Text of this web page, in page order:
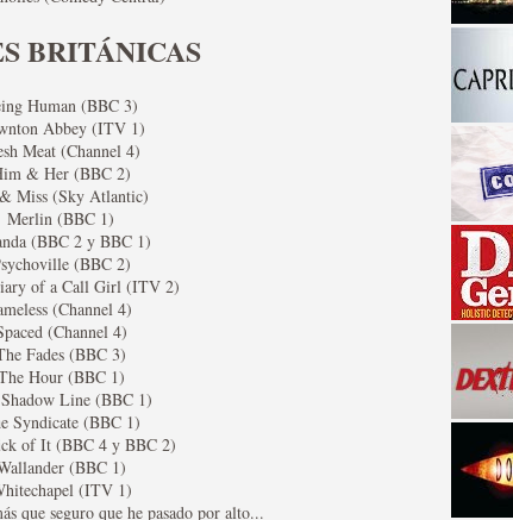
descubrir la "verdad"
BRITÁNICAS
Human (BBC 3)
Abbey (ITV 1)
Meat (Channel 4)
& Her (BBC 2)
Miss (Sky Atlantic)
Merlin (BBC 1)
(BBC 2 y BBC 1)
(BBC 2)
of a Call Girl (ITV 2)
(Channel 4)
(Channel 4)
Fades (BBC 3)
Hour (BBC 1)
Line (BBC 1)
Syndicate (BBC 1)
of It (BBC 4 y BBC 2)
(BBC 1)
(ITV 1)
que seguro que he pasado por alto...